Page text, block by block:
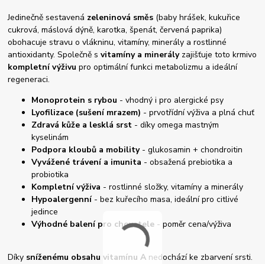
Jedinečně sestavená zeleninová směs (baby hrášek, kukuřice
cukrová, máslová dýně, karotka, špenát, červená paprika)
obohacuje stravu o vlákninu, vitamíny, minerály a rostlinné
antioxidanty. Společně svitamíny a minerályzajišťuje toto krmivo
kompletní výživu pro optimální funkci metabolizmu a ideální
regeneraci.
Monoprotein s rybou - vhodný i pro alergické psy
Lyofilizace (sušení mrazem) - prvotřídní výživa a plná chuť
Zdravá kůže a lesklá srst - díky omega mastným
kyselinám
Podpora kloubů a mobility- glukosamin + chondroitin
Vyvážené trávení a imunita - obsažená prebiotika a
probiotika
Kompletní výživa - rostlinné složky, vitamíny a minerály
Hypoalergenní- bez kuřecího masa, ideální pro citlivé
jedince
Výhodné balení pro chovatele - poměr cena/výživa
Díky sníženému obsahu vitamínu A nedochází ke zbarvení srsti.